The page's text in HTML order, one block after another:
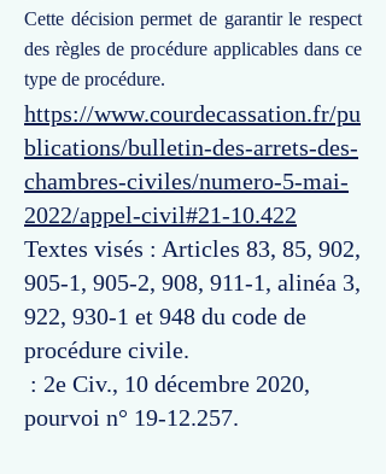
Cette décision permet de garantir le respect
des règles de procédure applicables dans ce
type de procédure.
https://www.courdecassation.fr/pu
blications/bulletin-des-arrets-des-
chambres-civiles/numero-5-mai-
2022/appel-civil#21-10.422
Textes visés : Articles 83, 85, 902,
905-1, 905-2, 908, 911-1, alinéa 3,
922, 930-1 et 948 du code de
procédure civile.
: 2e Civ., 10 décembre 2020,
pourvoi n° 19-12.257.